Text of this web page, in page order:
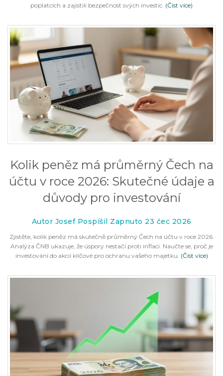
poplatcích a zajistili bezpečnost svých investic. (Číst více)
Kolik peněz má průměrný Čech na
účtu v roce 2026: Skutečné údaje a
důvody pro investování
Autor Josef Pospíšil Zapnuto 23 čec 2026
Zjistěte, kolik peněz má skutečně průměrný Čech na účtu v roce 2026.
Analýza ČNB ukazuje, že úspory nestačí proti inflaci. Naučte se, proč je
investování do akcií klíčové pro ochranu vašeho majetku. (Číst více)